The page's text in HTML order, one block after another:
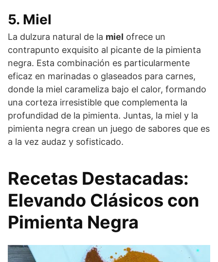
5. Miel
La dulzura natural de la miel ofrece un
contrapunto exquisito al picante de la pimienta
negra. Esta combinación es particularmente
eficaz en marinadas o glaseados para carnes,
donde la miel carameliza bajo el calor, formando
una corteza irresistible que complementa la
profundidad de la pimienta. Juntas, la miel y la
pimienta negra crean un juego de sabores que es
a la vez audaz y sofisticado.
Recetas Destacadas:
Elevando Clásicos con
Pimienta Negra